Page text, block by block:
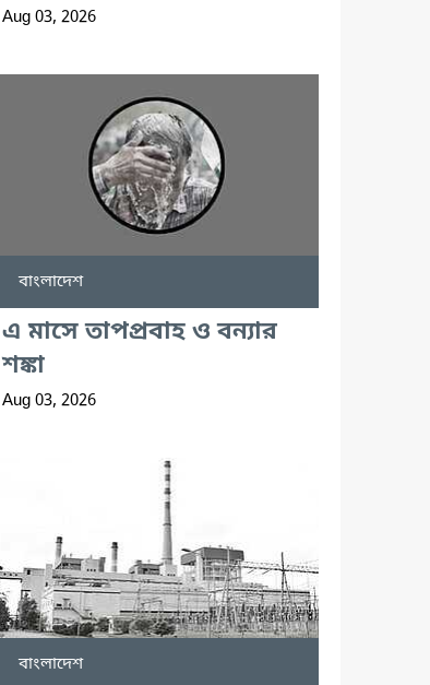
Aug 03, 2026
বাংলাদেশ
এ মাসে তাপপ্রবাহ ও বন্যার
শঙ্কা
Aug 03, 2026
বাংলাদেশ